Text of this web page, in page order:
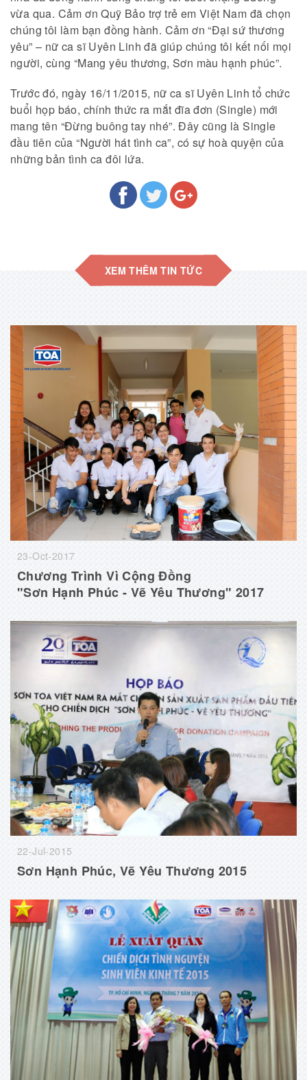
vừa qua. Cảm ơn Quỹ Bảo trợ trẻ em Việt Nam đã chọn
chúng tôi làm bạn đồng hành. Cảm ơn “Đại sứ thương
yêu” – nữ ca sĩ Uyên Linh đã giúp chúng tôi kết nối mọi
người, cùng “Mang yêu thương, Sơn màu hạnh phúc”.
Trước đó, ngày 16/11/2015, nữ ca sĩ Uyên Linh tổ chức
buổi họp báo, chính thức ra mắt đĩa đơn (Single) mới
mang tên “Đừng buông tay nhé”. Đây cũng là Single
đầu tiên của “Người hát tình ca”, có sự hoà quyện của
những bản tình ca đôi lứa.
23-Oct-2017
Chương Trình Vì Cộng Đồng
"Sơn Hạnh Phúc - Vẽ Yêu Thương" 2017
22-Jul-2015
Sơn Hạnh Phúc, Vẽ Yêu Thương 2015
XEM THÊM TIN TỨC